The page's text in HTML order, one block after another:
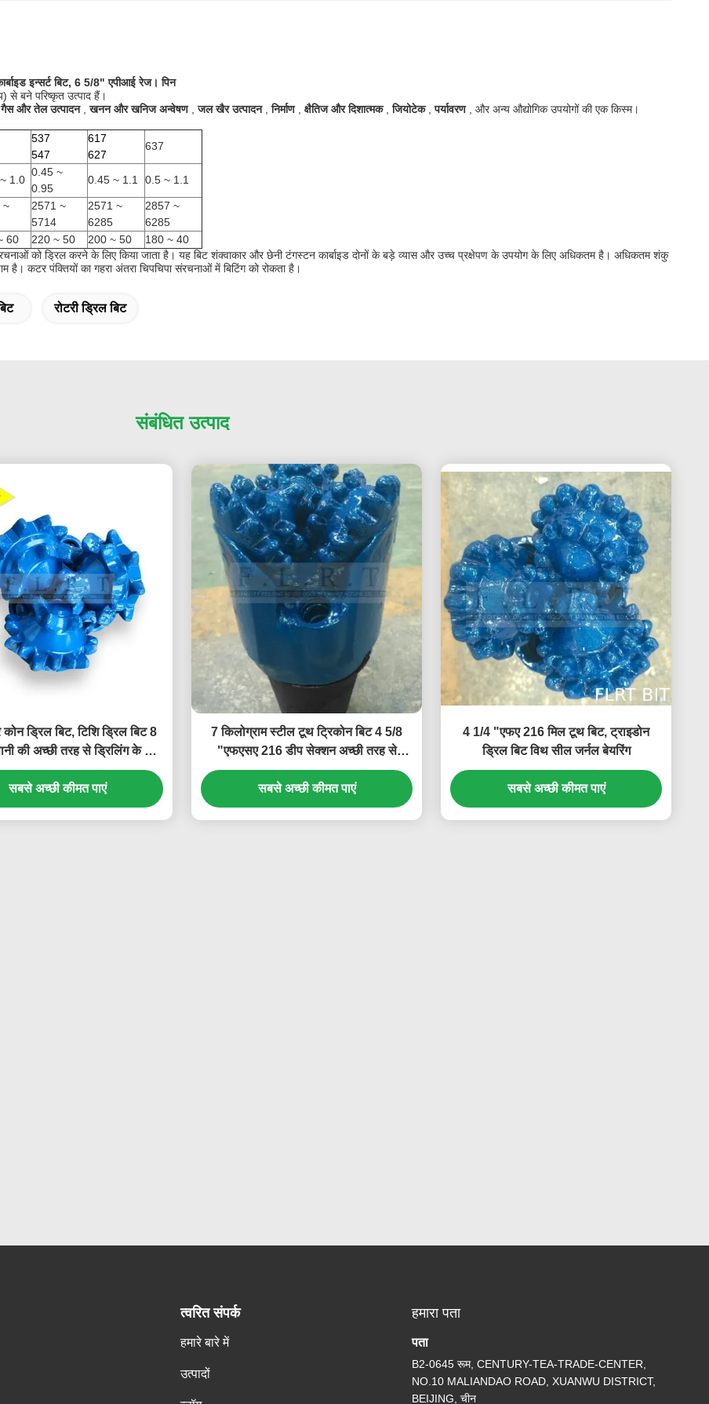
इन्सर्ट बिट, 6 5/8" एपीआई रेज। पिन
से बने परिष्कृत उत्पाद हैं।
गैस और तेल उत्पादन,खनन और खनिज अन्वेषण,जल खैर उत्पादन,निर्माण, क्षैतिज और दिशात्मक,जियोटेक,पर्यावरण, और अन्य औद्योगिक उपयोगों की एक किस्म।
537
547
617
627
637
1.0
0.45 ~
0.95
0.45 ~ 1.1 0.5 ~ 1.1
~
2571 ~
5714
2571 ~
6285
2857 ~
6285
60 220 ~ 50 200 ~ 50
180 ~ 40
को ड्रिल करने के लिए किया जाता है। यह बिट शंक्वाकार और छेनी टंगस्टन कार्बाइड दोनों के बड़े व्यास और उच्च प्रक्षेपण के उपयोग के लिए अधिकतम है। अधिकतम शंकु
है। कटर पंक्तियों का गहरा अंतरा चिपचिपा संरचनाओं में बिटिंग को रोकता है।
रोटरी ड्रिल बिट
संबंधित उत्पाद
कोन ड्रिल बिट, टिशि ड्रिल बिट 8
की अच्छी तरह से ड्रिलिंग के लिए
FA126
सबसे अच्छी कीमत पाएं
7 किलोग्राम स्टील टूथ ट्रिकोन बिट 4 5/8
"एफएसए 216 डीप सेक्शन अच्छी तरह से
ड्रिलिंग के लिए
सबसे अच्छी कीमत पाएं
4 1/4 "एफए 216 मिल टूथ बिट, ट्राइडोन
ड्रिल बिट विथ सील जर्नल बेयरिंग
सबसे अच्छी कीमत पाएं
त्वरित संपर्क
हमारे बारे में
उत्पादों
हमारा पता
पता
B2-0645 रूम, CENTURY-TEA-TRADE-CENTER,
NO.10 MALIANDAO ROAD, XUANWU DISTRICT,
BEIJING, चीन